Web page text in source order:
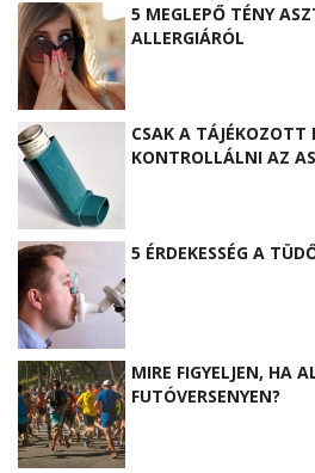
5 MEGLEPŐ TÉNY
ALLERGIÁRÓL
CSAK A TÁJÉKOZOTT
KONTROLLÁLNI AZ
5 ÉRDEKESSÉG A
MIRE FIGYELJEN, HA
FUTÓVERSENYEN?